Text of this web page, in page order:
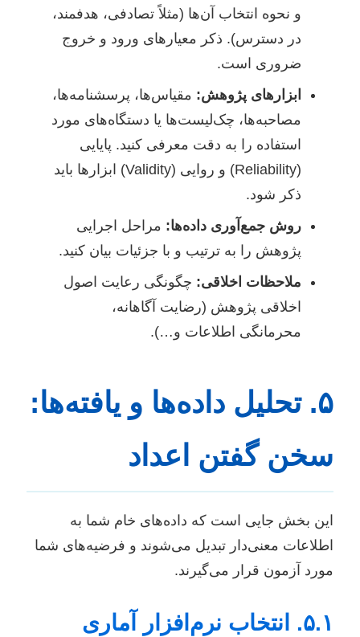
و نحوه انتخاب آن‌ها (مثلاً تصادفی، هدفمند،
در دسترس). ذکر معیارهای ورود و خروج
ضروری است.
ابزارهای پژوهش: مقیاس‌ها، پرسشنامه‌ها،
مصاحبه‌ها، چک‌لیست‌ها یا دستگاه‌های مورد
استفاده را به دقت معرفی کنید. پایایی
(Reliability) و روایی (Validity) ابزارها باید
ذکر شود.
روش جمع‌آوری داده‌ها: مراحل اجرایی
پژوهش را به ترتیب و با جزئیات بیان کنید.
ملاحظات اخلاقی: چگونگی رعایت اصول
اخلاقی پژوهش (رضایت آگاهانه،
محرمانگی اطلاعات و…).
۵. تحلیل داده‌ها و یافته‌ها:
سخن گفتن اعداد
این بخش جایی است که داده‌های خام شما به
اطلاعات معنی‌دار تبدیل می‌شوند و فرضیه‌های شما
مورد آزمون قرار می‌گیرند.
۵.۱. انتخاب نرم‌افزار آماری